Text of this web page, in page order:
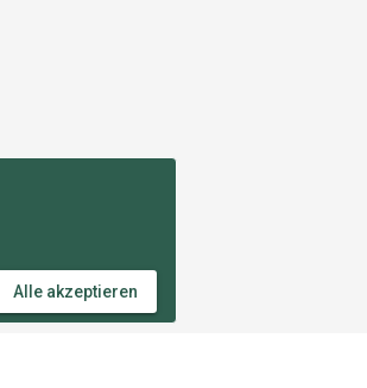
Alle akzeptieren